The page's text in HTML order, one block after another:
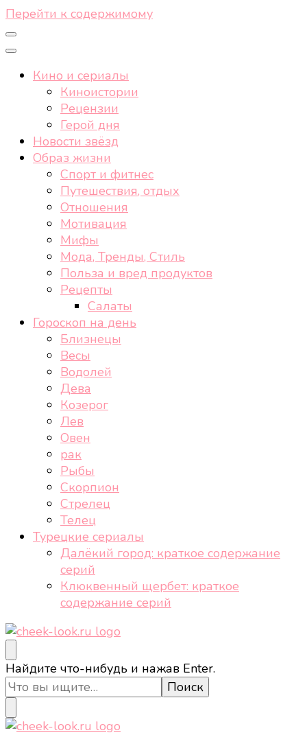
Перейти к содержимому
Кино и сериалы
Киноистории
Рецензии
Герой дня
Новости звёзд
Образ жизни
Спорт и фитнес
Путешествия, отдых
Отношения
Мотивация
Мифы
Мода, Тренды, Стиль
Польза и вред продуктов
Рецепты
Салаты
Гороскоп на день
Близнецы
Весы
Водолей
Дева
Козерог
Лев
Овен
рак
Рыбы
Скорпион
Стрелец
Телец
Турецкие сериалы
Далёкий город: краткое содержание
серий
Клюквенный щербет: краткое
содержание серий
cheek-look.ru
Женский сайт о звездах и кино, а также трендах,
здоровом образе жизни, спорте, стиле, отдыхе и
еде.
Ищите
что-
то?
Найдите что-нибудь и нажав Enter.